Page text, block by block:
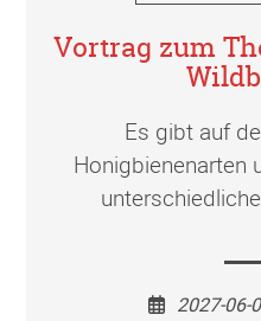
Vortrag zum
Es gibt auf
Honigbienenarten
2027-06-